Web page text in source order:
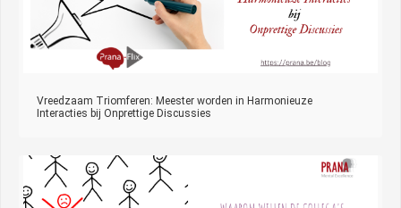
Vreedzaam Triomferen: Meester worden in Harmonieuze
Interacties bij Onprettige Discussies